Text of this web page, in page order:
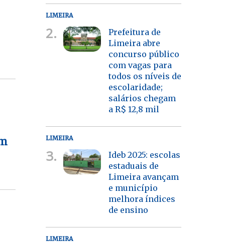
LIMEIRA
2.
Prefeitura de
Limeira abre
concurso público
com vagas para
todos os níveis de
escolaridade;
salários chegam
a R$ 12,8 mil
LIMEIRA
3.
Ideb 2025: escolas
estaduais de
Limeira avançam
e município
melhora índices
de ensino
LIMEIRA